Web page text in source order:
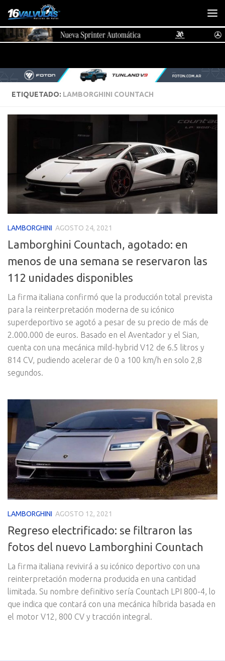
Saltar al contenido
ETIQUETADO: LAMBORGHINI COUNTACH
LAMBORGHINI AGOSTO 24, 2021
Lamborghini Countach, agotado: en
menos de una semana se reservaron las
112 unidades disponibles
La firma italiana confirmó que la producción total prevista
para la reinterpretación moderna de su icónico
superdeportivo se agotó a pesar de su precio de más de
2.000.000 de euros. Basado en el Aventador y el Sian,
cuenta con una mecánica mild-hybrid V12 de 6.5 litros y
814 CV, pudiendo acelerar de 0 a 100 km/h en solo 2,8
segundos.
LAMBORGHINI AGOSTO 12, 2021
Regreso electrificado: se filtraron las
fotos del nuevo Lamborghini Countach
La firma italiana revivirá a su icónico deportivo con una
reinterpretación moderna producida en una cantidad
limitada. Su nombre definitivo sería Countach LPI 800-4, lo
que indica que contará con una mecánica híbrida basada en
el motor V12, 800 CV y tracción integral.